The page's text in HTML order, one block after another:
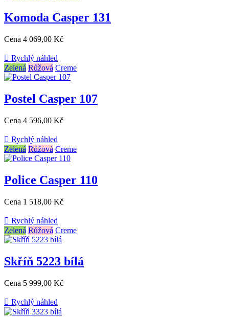
Komoda Casper 131
Cena 4 069,00 Kč
 Rychlý náhled
Zelená Růžová Creme
Postel Casper 107
Cena 4 596,00 Kč
 Rychlý náhled
Zelená Růžová Creme
Police Casper 110
Cena 1 518,00 Kč
 Rychlý náhled
Zelená Růžová Creme
Skříň 5223 bílá
Cena 5 999,00 Kč
 Rychlý náhled